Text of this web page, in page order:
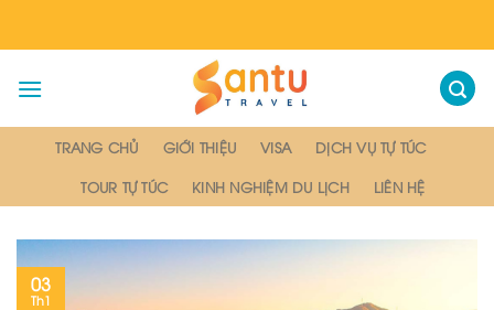
TRANG CHỦ GIỚI THIỆU VISA
DỊCH VỤ TỰ TÚC
TOUR TỰ TÚC
KINH NGHIỆM DU LỊCH LIÊN HỆ
03
Th1